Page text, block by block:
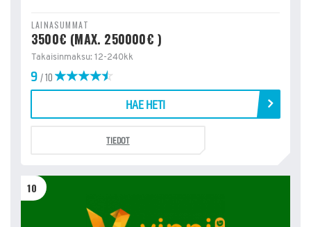
LAINASUMMAT
3500€ (MAX. 250000€ )
Takaisinmaksu: 12-240kk
9/ 10
HAE HETI
TIEDOT
10